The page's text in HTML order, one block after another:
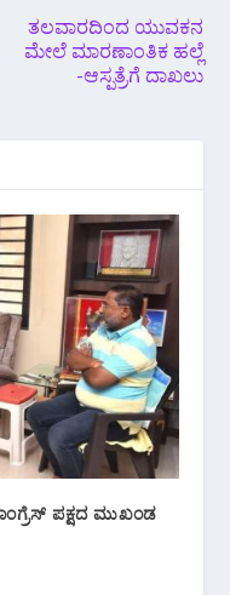
ತಲವಾರದಿಂದ ಯುವಕನ
ಮೇಲೆ ಮಾರಣಾಂತಿಕ ಹಲ್ಲೆ
-ಆಸ್ಪತ್ರೆಗೆ ದಾಖಲು
ಪಕ್ಷದ ಮುಖಂಡ